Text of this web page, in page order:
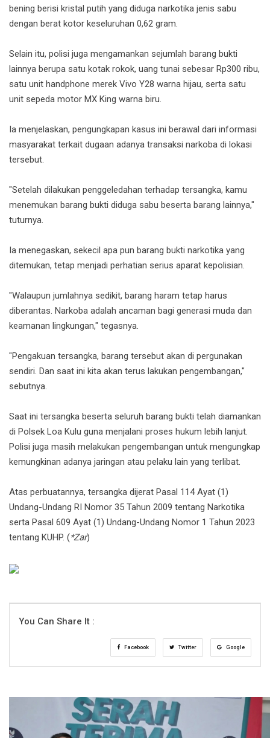
bening berisi kristal putih yang diduga narkotika jenis sabu
dengan berat kotor keseluruhan 0,62 gram.
Selain itu, polisi juga mengamankan sejumlah barang bukti
lainnya berupa satu kotak rokok, uang tunai sebesar Rp300 ribu,
satu unit handphone merek Vivo Y28 warna hijau, serta satu
unit sepeda motor MX King warna biru.
Ia menjelaskan, pengungkapan kasus ini berawal dari informasi
masyarakat terkait dugaan adanya transaksi narkoba di lokasi
tersebut.
"Setelah dilakukan penggeledahan terhadap tersangka, kamu
menemukan barang bukti diduga sabu beserta barang lainnya,"
tuturnya.
Ia menegaskan, sekecil apa pun barang bukti narkotika yang
ditemukan, tetap menjadi perhatian serius aparat kepolisian.
"Walaupun jumlahnya sedikit, barang haram tetap harus
diberantas. Narkoba adalah ancaman bagi generasi muda dan
keamanan lingkungan," tegasnya.
"Pengakuan tersangka, barang tersebut akan di pergunakan
sendiri. Dan saat ini kita akan terus lakukan pengembangan,"
sebutnya.
Saat ini tersangka beserta seluruh barang bukti telah diamankan
di Polsek Loa Kulu guna menjalani proses hukum lebih lanjut.
Polisi juga masih melakukan pengembangan untuk mengungkap
kemungkinan adanya jaringan atau pelaku lain yang terlibat.
Atas perbuatannya, tersangka dijerat Pasal 114 Ayat (1)
Undang-Undang RI Nomor 35 Tahun 2009 tentang Narkotika
serta Pasal 609 Ayat (1) Undang-Undang Nomor 1 Tahun 2023
tentang KUHP. (*Zar)
You Can Share It :
Facebook Twitter Google